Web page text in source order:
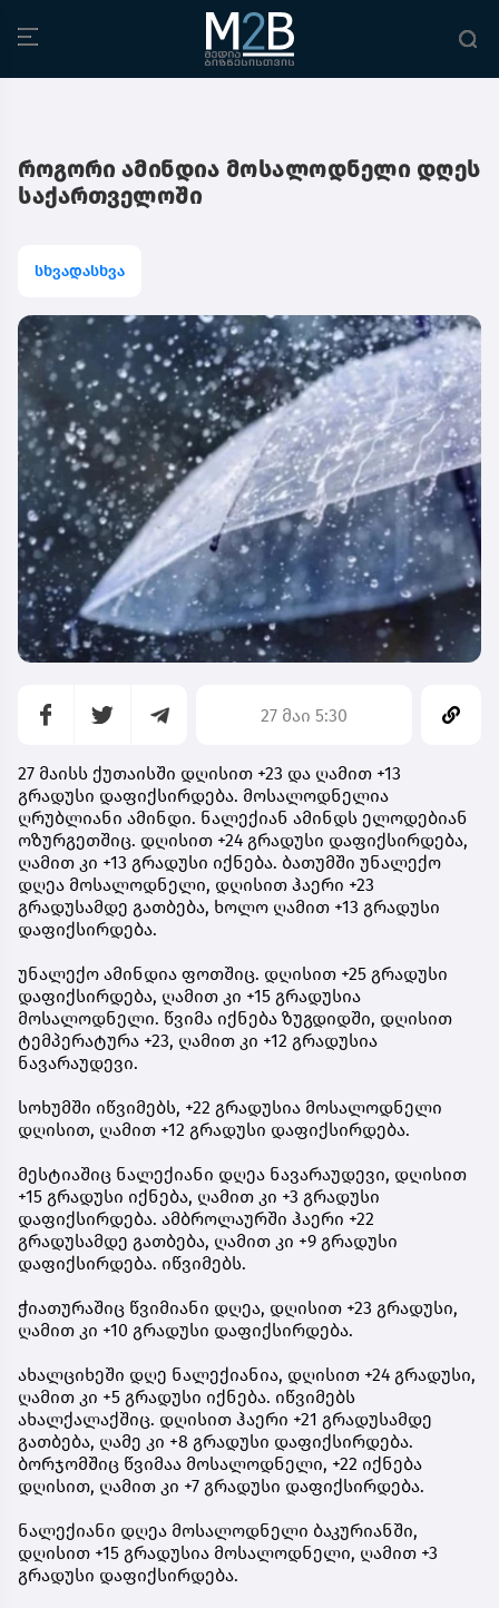
როგორი ამინდია მოსალოდნელი დღეს
საქართველოში
სხვადასხვა
27 მაი 5:30
27 მაისს ქუთაისში დღისით +23 და ღამით +13
გრადუსი დაფიქსირდება. მოსალოდნელია
ღრუბლიანი ამინდი. ნალექიან ამინდს ელოდებიან
ოზურგეთშიც. დღისით +24 გრადუსი დაფიქსირდება,
ღამით კი +13 გრადუსი იქნება. ბათუმში უნალექო
დღეა მოსალოდნელი, დღისით ჰაერი +23
გრადუსამდე გათბება, ხოლო ღამით +13 გრადუსი
დაფიქსირდება.
უნალექო ამინდია ფოთშიც. დღისით +25 გრადუსი
დაფიქსირდება, ღამით კი +15 გრადუსია
მოსალოდნელი. წვიმა იქნება ზუგდიდში, დღისით
ტემპერატურა +23, ღამით კი +12 გრადუსია
ნავარაუდევი.
სოხუმში იწვიმებს, +22 გრადუსია მოსალოდნელი
დღისით, ღამით +12 გრადუსი დაფიქსირდება.
მესტიაშიც ნალექიანი დღეა ნავარაუდევი, დღისით
+15 გრადუსი იქნება, ღამით კი +3 გრადუსი
დაფიქსირდება. ამბროლაურში ჰაერი +22
გრადუსამდე გათბება, ღამით კი +9 გრადუსი
დაფიქსირდება. იწვიმებს.
ჭიათურაშიც წვიმიანი დღეა, დღისით +23 გრადუსი,
ღამით კი +10 გრადუსი დაფიქსირდება.
ახალციხეში დღე ნალექიანია, დღისით +24 გრადუსი,
ღამით კი +5 გრადუსი იქნება. იწვიმებს
ახალქალაქშიც. დღისით ჰაერი +21 გრადუსამდე
გათბება, ღამე კი +8 გრადუსი დაფიქსირდება.
ბორჯომშიც წვიმაა მოსალოდნელი, +22 იქნება
დღისით, ღამით კი +7 გრადუსი დაფიქსირდება.
ნალექიანი დღეა მოსალოდნელი ბაკურიანში,
დღისით +15 გრადუსია მოსალოდნელი, ღამით +3
გრადუსი დაფიქსირდება.